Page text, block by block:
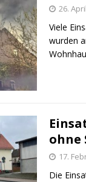
26.
Viele
wurden
ohne
17.
Die